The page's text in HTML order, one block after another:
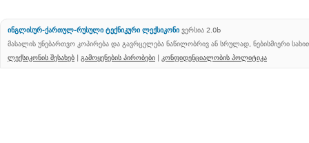
ინგლისურ-ქართულ-რუსული ტექნიკური ლექსიკონი ვერსია 2.0b
მასალის უნებართვო კოპირება და გავრცელება ნაწილობრივ ან სრულად, ნებისმიერი
ლექსიკონის შესახებ | გამოყენების პირობები | კონფიდენციალობის პოლიტიკა